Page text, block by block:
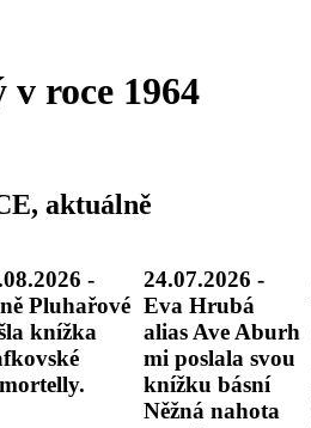
roce 1964
aktuálně
-
Pluhařové
knížka
24.07.2026 -
Eva Hrubá
alias Ave Aburh
mi poslala svou
knížku básní
Něžná nahota